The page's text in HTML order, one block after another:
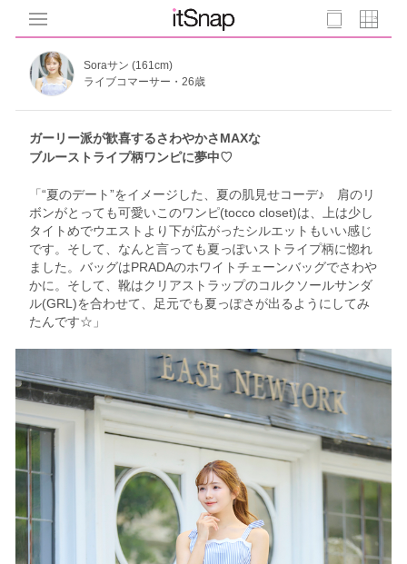
Soraサン (161cm)
ライブコマーサー・26歳
ガーリー派が歓喜するさわやかさMAXな
ブルーストライプ柄ワンピに夢中♡
「“夏のデート”をイメージした、夏の肌見せコーデ♪ 肩のリ
ボンがとっても可愛いこのワンピ(tocco closet)は、上は少し
タイトめでウエストより下が広がったシルエットもいい感じ
です。そして、なんと言っても夏っぽいストライプ柄に惚れ
ました。バッグはPRADAのホワイトチェーンバッグでさわや
かに。そして、靴はクリアストラップのコルクソールサンダ
ル(GRL)を合わせて、足元でも夏っぽさが出るようにしてみ
たんです☆」